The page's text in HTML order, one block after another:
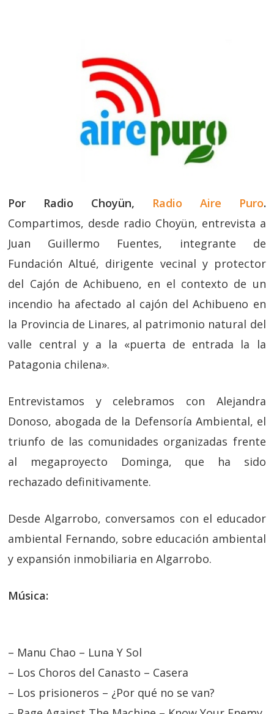
Por Radio Choyün, Radio Aire Puro.
Compartimos, desde radio Choyün, entrevista a
Juan Guillermo Fuentes, integrante de
Fundación Altué, dirigente vecinal y protector
del Cajón de Achibueno, en el contexto de un
incendio ha afectado al cajón del Achibueno en
la Provincia de Linares, al patrimonio natural del
valle central y a la «puerta de entrada la la
Patagonia chilena».
Entrevistamos y celebramos con Alejandra
Donoso, abogada de la Defensoría Ambiental, el
triunfo de las comunidades organizadas frente
al megaproyecto Dominga, que ha sido
rechazado definitivamente.
Desde Algarrobo, conversamos con el educador
ambiental Fernando, sobre educación ambiental
y expansión inmobiliaria en Algarrobo.
Música:
– Manu Chao – Luna Y Sol
– Los Choros del Canasto – Casera
– Los prisioneros – ¿Por qué no se van?